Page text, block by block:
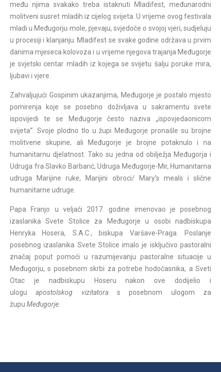
među njima svakako treba istaknuti Mladifest, međunarodni
molitveni susret mladih iz cijelog svijeta. U vrijeme ovog festivala
mladi u Međugorju mole, pjevaju, svjedoče o svojoj vjeri, sudjeluju
u procesiji i klanjanju. Mladifest se svake godine održava u prvim
danima mjeseca kolovoza i u vrijeme njegova trajanja Međugorje
je svjetski centar mladih iz kojega se svijetu šalju poruke mira,
ljubavi i vjere.
Zahvaljujući Gospinim ukazanjima, Međugorje je postalo mjesto
pomirenja koje se posebno doživljava u sakramentu svete
ispovijedi te se Međugorje često naziva „ispovjedaonicom
svijeta“. Svoje plodno tlo u župi Međugorje pronašle su brojne
molitvene skupine, ali Međugorje je brojne potaknulo i na
humanitarnu djelatnost. Tako su jedna od obilježja Međugorja i
Udruga fra Slavko Barbarić, Udruga Međugorje-Mir, Humanitarna
udruga Marijine ruke, Marijini obroci/ Mary’s meals i slične
humanitarne udruge.
Papa Franjo u veljači 2017. godine imenovao je posebnog
izaslanika Svete Stolice za Međugorje u osobi nadbiskupa
Henryka Hosera, S.A.C., biskupa Varšave-Praga. Poslanje
posebnog izaslanika Svete Stolice imalo je isključivo pastoralni
značaj poput pomoći u razumijevanju pastoralne situacije u
Međugorju, s posebnom skrbi za potrebe hodočasnika, a Sveti
Otac je nadbiskupu Hoseru nakon ove dodijelio i
uloguapostolskog vizitatoras posebnom ulogom za
župu Međugorje.